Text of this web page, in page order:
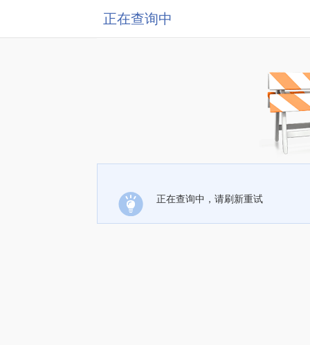
正在查询中
正在查询中，请刷新重试